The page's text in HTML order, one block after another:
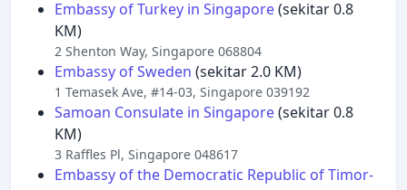
Embassy of Turkey in Singapore(sekitar 0.8
KM)
2 Shenton Way, Singapore 068804
Embassy of Sweden (sekitar 2.0 KM)
1 Temasek Ave, #14-03, Singapore 039192
Samoan Consulate in Singapore(sekitar 0.8
KM)
3 Raffles Pl, Singapore 048617
Embassy of the Democratic Republic of Timor-